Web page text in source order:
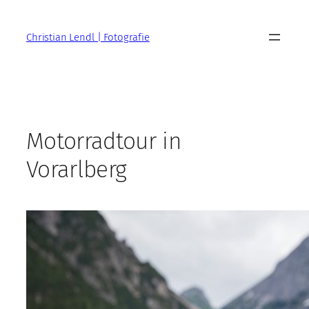
springenChristian Lendl | Fotografie
Motorradtour in
Vorarlberg